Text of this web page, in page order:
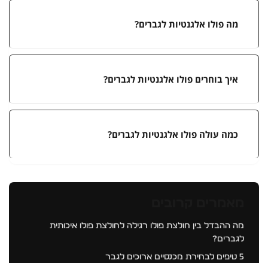
מה פולו אלגנטיות לגברים?
איך בוחרים פולו אלגנטיות לגברים?
כמה עולה פולו אלגנטיות לגברים?
מה ההבדל בין חולצת פולו רגילה לחולצת פולו איכותית
לגברים?
5 טיפים לבחירת מכנסיים ארוכים לגבר